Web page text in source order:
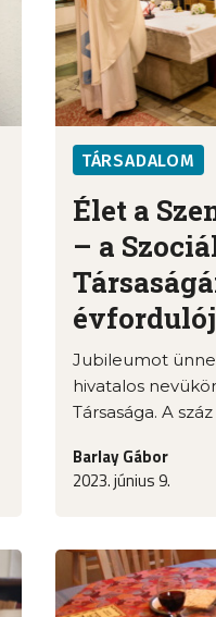
TÁRSADALOM
Élet a
– a
Jubileumot
hivatalos
Társasága. A
Barlay Gábor
2023. június 9.